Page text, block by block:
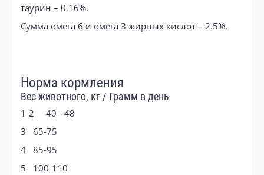
таурин – 0,16%.
Сумма омега 6 и омега 3 жирных кислот – 2.5%.
Норма кормления
Вес животного, кг / Грамм в день
1-2 40 - 48
3 65-75
4 85-95
5 100-110